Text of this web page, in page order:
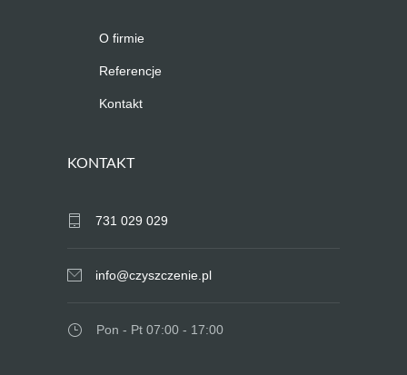
O firmie
Referencje
Kontakt
KONTAKT
731 029 029
info@czyszczenie.pl
Pon - Pt 07:00 - 17:00